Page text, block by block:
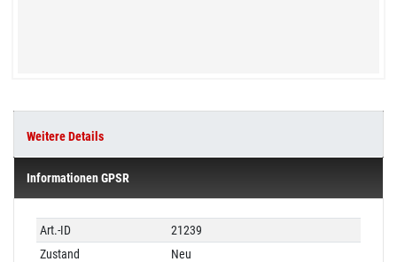
Weitere Details
Informationen GPSR
Technisches
Merkmal
Wert
Art.-ID
21239
Zustand
Neu